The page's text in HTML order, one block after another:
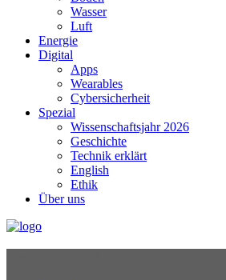
Wasser
Luft
Energie
Digital
Apps
Wearables
Cybersicherheit
Spezial
Wissenschaftsjahr 2026
Geschichte
Technik erklärt
English
Ethik
Über uns